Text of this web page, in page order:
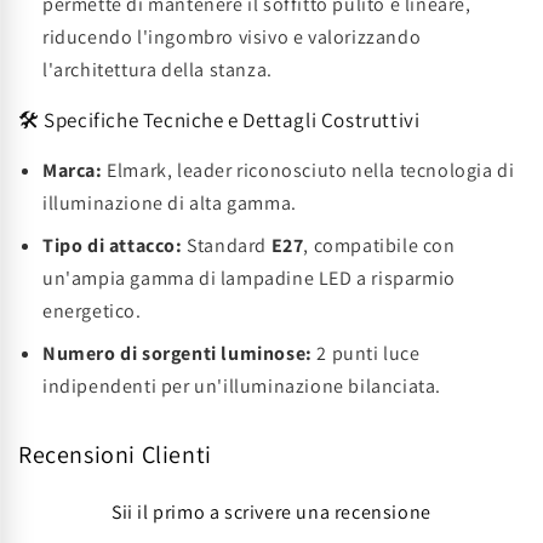
riducendo l'ingombro visivo e valorizzando
l'architettura della stanza.
🛠️ Specifiche Tecniche e Dettagli Costruttivi
Marca: Elmark, leader riconosciuto nella tecnologia di
illuminazione di alta gamma.
Tipo di attacco: Standard E27, compatibile con
un'ampia gamma di lampadine LED a risparmio
energetico.
Numero di sorgenti luminose: 2 punti luce
indipendenti per un'illuminazione bilanciata.
Recensioni Clienti
Sii il primo a scrivere una recensione